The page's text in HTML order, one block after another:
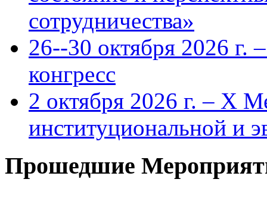
сотрудничества»
26--30 октября 2026 г.
конгресс
2 октября 2026 г. – X
институциональной и
Прошедшие